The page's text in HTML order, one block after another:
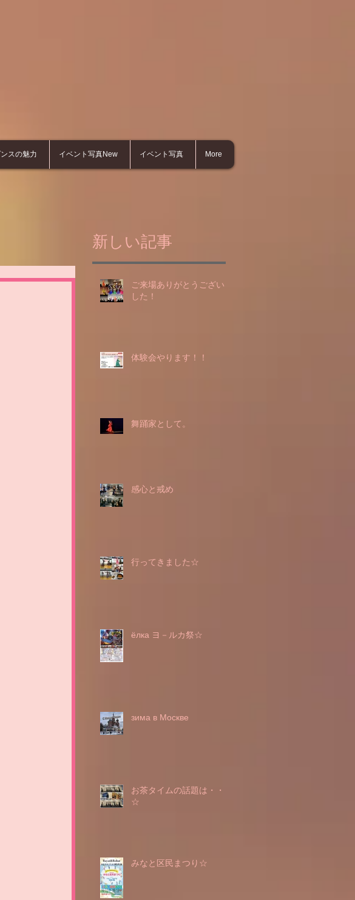
スの魅力 イベント写真New イベント写真 More
新しい記事
ご来場ありがとうございま
した！
体験会やります！！
舞踊家として。
感心と戒め
行ってきました☆
ёлка ヨ－ルカ祭☆
зима в Москве
お茶タイムの話題は・・・
☆
みなと区民まつり☆